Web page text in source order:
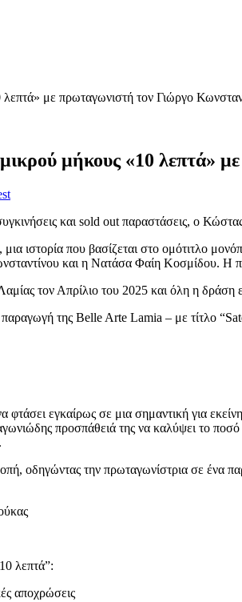
με πρωταγωνιστή τον Γιώργο
μήκους «10 λεπτά»
και sold out παραστάσεις, ο
μια ιστορία που βασίζεται στο ομότιτλο
και η Νατάσα Φαίη Κοσμίδου. Η
τον Απρίλιο του 2025 και όλη η δράση
της Belle Arte Lamia – με τίτλο
εγκαίρως σε μια σημαντική για
προσπάθειά της να καλύψει το
οδηγώντας την πρωταγωνίστρια σε ένα
λεπτά”:
αποχρώσεις